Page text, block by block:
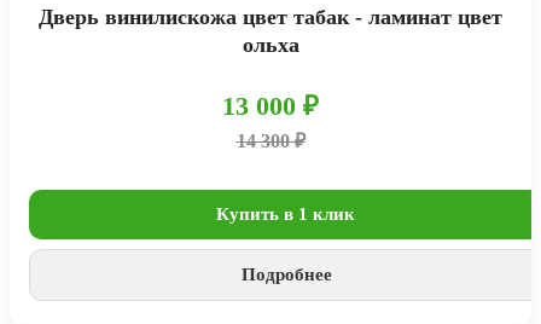
Дверь винилискожа цвет табак - ламинат цвет
ольха
13 000 ₽
14 300 ₽
Купить в 1 клик
Подробнее